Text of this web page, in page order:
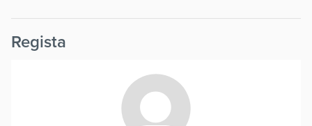
Regista